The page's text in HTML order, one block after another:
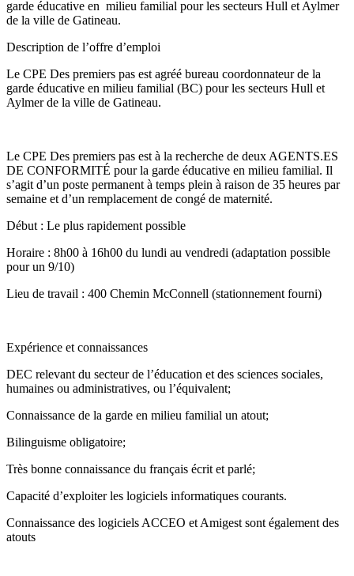
garde éducative en milieu familial pour les secteurs Hull et Aylmer
de la ville de Gatineau.
Description de l’offre d’emploi
Le CPE Des premiers pas est agréé bureau coordonnateur de la
garde éducative en milieu familial (BC) pour les secteurs Hull et
Aylmer de la ville de Gatineau.
Le CPE Des premiers pas est à la recherche de deux AGENTS.ES
DE CONFORMITÉ pour la garde éducative en milieu familial. Il
s’agit d’un poste permanent à temps plein à raison de 35 heures par
semaine et d’un remplacement de congé de maternité.
Début : Le plus rapidement possible
Horaire : 8h00 à 16h00 du lundi au vendredi (adaptation possible
pour un 9/10)
Lieu de travail : 400 Chemin McConnell (stationnement fourni)
Expérience et connaissances
DEC relevant du secteur de l’éducation et des sciences sociales,
humaines ou administratives, ou l’équivalent;
Connaissance de la garde en milieu familial un atout;
Bilinguisme obligatoire;
Très bonne connaissance du français écrit et parlé;
Capacité d’exploiter les logiciels informatiques courants.
Connaissance des logiciels ACCEO et Amigest sont également des
atouts